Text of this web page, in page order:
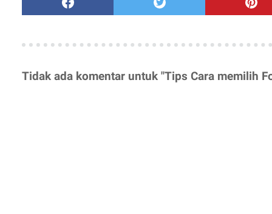
Tidak ada komentar untuk "Tips Cara memilih